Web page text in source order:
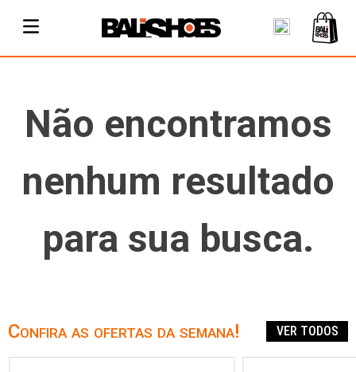
Não encontramos
nenhum resultado
para sua busca.
Confira as ofertas da semana! VER TODOS